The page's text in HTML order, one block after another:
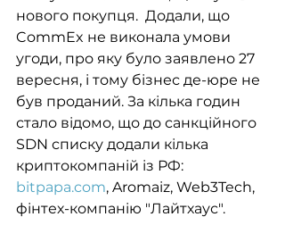
нового покупця.  Додали, що
CommEx не виконала умови
угоди, про яку було заявлено 27
вересня, і тому бізнес де-юре не
був проданий. За кілька годин
стало відомо, що до санкційного
SDN списку додали кілька
криптокомпаній із РФ:
bitpapa.com, Aromaiz, Web3Tech,
фінтех-компанію "Лайтхаус".